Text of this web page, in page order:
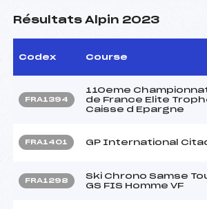
Résultats Alpin 2023
Codex Course
FRA1394
110eme
de France Elite
Caisse d Epargne
FRA1401 GP International
FRA1298
Ski Chrono Samse
GS FIS Homme VF